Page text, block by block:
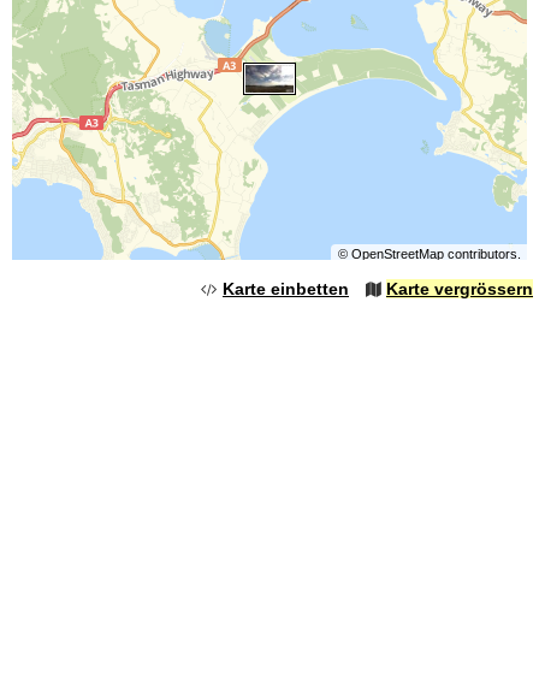
© OpenStreetMapcontributors.
Karte einbetten Karte vergrössern